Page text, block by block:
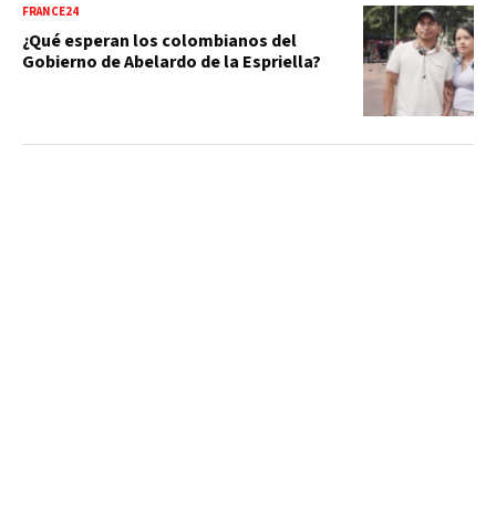
FRANCE24
¿Qué esperan los colombianos del
Gobierno de Abelardo de la Espriella?